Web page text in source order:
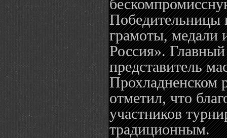
Победительницы
грамоты,
Россия».
представитель
Прохладненском
отметил, что
участников
традиционным.